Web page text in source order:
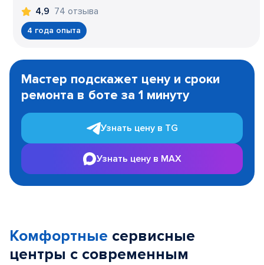
4,9 74 отзыва
4 года опыта
1
Мастер подскажет цену и сроки
ремонта в боте за 1 минуту
Узнать цену в TG
Узнать цену в MAX
Комфортные сервисные
центры с современным